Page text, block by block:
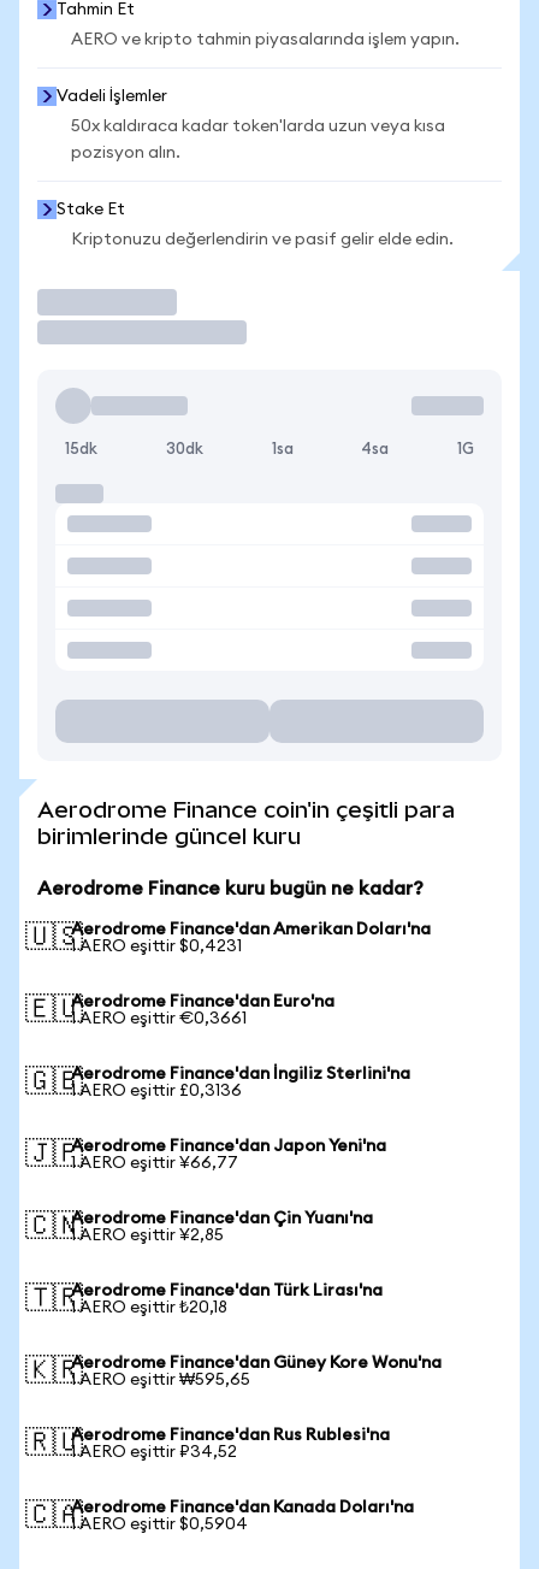
Tahmin Et
AERO ve kripto tahmin piyasalarında işlem yapın.
Vadeli İşlemler
50x kaldıraca kadar token'larda uzun veya kısa
pozisyon alın.
Stake Et
Kriptonuzu değerlendirin ve pasif gelir elde edin.
15dk 30dk 1sa 4sa 1G
Aerodrome Finance coin'in çeşitli para
birimlerinde güncel kuru
Aerodrome Finance kuru bugün ne kadar?
🇺🇸Aerodrome Finance'dan Amerikan Doları'na
1 AERO eşittir $0,4231
🇪🇺Aerodrome Finance'dan Euro'na
1 AERO eşittir €0,3661
🇬🇧Aerodrome Finance'dan İngiliz Sterlini'na
1 AERO eşittir £0,3136
🇯🇵Aerodrome Finance'dan Japon Yeni'na
1 AERO eşittir ¥66,77
🇨🇳Aerodrome Finance'dan Çin Yuanı'na
1 AERO eşittir ¥2,85
🇹🇷Aerodrome Finance'dan Türk Lirası'na
1 AERO eşittir ₺20,18
🇰🇷Aerodrome Finance'dan Güney Kore Wonu'na
1 AERO eşittir ₩595,65
🇷🇺Aerodrome Finance'dan Rus Rublesi'na
1 AERO eşittir ₽34,52
🇨🇦Aerodrome Finance'dan Kanada Doları'na
1 AERO eşittir $0,5904